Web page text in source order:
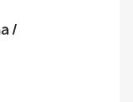
/